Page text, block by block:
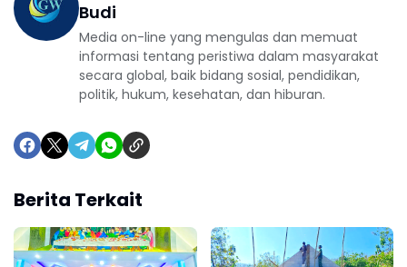
Budi
Media on-line yang mengulas dan memuat
informasi tentang peristiwa dalam masyarakat
secara global, baik bidang sosial, pendidikan,
politik, hukum, kesehatan, dan hiburan.
Berita Terkait